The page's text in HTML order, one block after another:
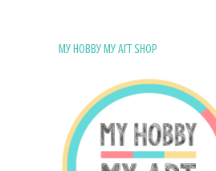
My Hobby My Art Shop